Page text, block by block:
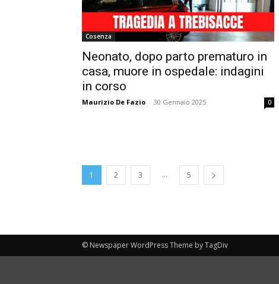
Cosenza
Neonato, dopo parto prematuro in
casa, muore in ospedale: indagini
in corso
Maurizio De Fazio - 30 Gennaio 2025 0
1 2 3 ... 5
© Newspaper WordPress Theme by TagDiv